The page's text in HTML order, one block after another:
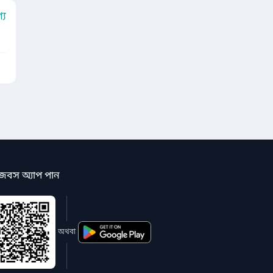
অ্যাপ পান
অথবা